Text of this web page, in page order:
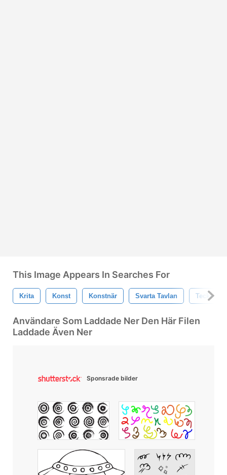
This Image Appears In Searches For
Krita Konst Konstnär Svarta Tavlan Tecknad
Användare Som Laddade Ner Den Här Filen
Laddade Även Ner
Sponsrade bilder